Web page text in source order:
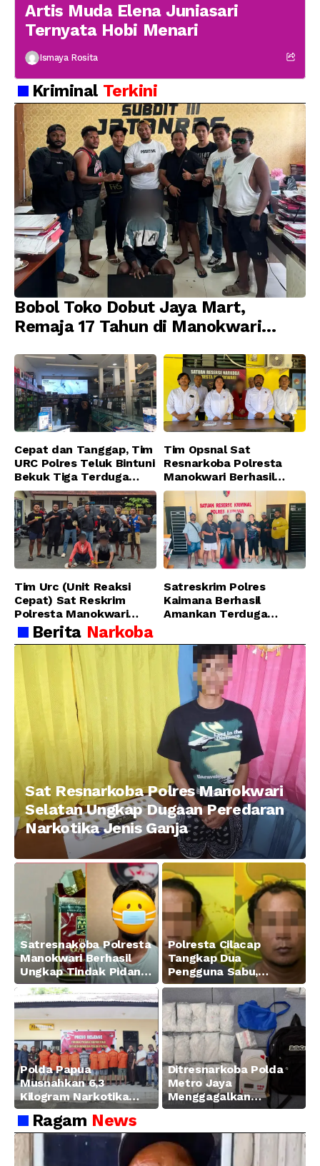
Artis Muda Elena Juniasari
Ternyata Hobi Menari
Ismaya Rosita
Kriminal Terkini
Bobol Toko Dobut Jaya Mart,
Remaja 17 Tahun di Manokwari
Jatanras Polda Papua Barat
Cepat dan Tanggap, Tim
URC Polres Teluk Bintuni
Bekuk Tiga Terduga
Pelaku Pencurian di SMA
Sanawesen
Tim Opsnal Sat
Resnarkoba Polresta
Manokwari Berhasil
Ungkap Kasus Tindak
Pidana Narkotika
Golongan I Jenis Shabu
di SP 4 Distrik Prafi kab.
Manokwari
Tim Urc (Unit Reaksi
Cepat) Sat Reskrim
Polresta Manokwari
Berhasil Tangkap 2
Pelaku Pengeroyokan di
Taman Ria kab.
Manokwari
Satreskrim Polres
Kaimana Berhasil
Amankan Terduga
Tajam
Berita Narkoba
Sat Resnarkoba Polres Manokwari
Selatan Ungkap Dugaan Peredaran
Narkotika Jenis Ganja
Satresnakoba Polresta
Manokwari Berhasil
Ungkap Tindak Pidana
Narkotika Golongan I
Jenis Sabu di Jalan
Swapen Perkebunan
Manokwari
Polresta Cilacap
Tangkap Dua
Pengguna Sabu,
Amankan Paket 0,34
Gram
Polda Papua
Musnahkan 6,3
Kilogram Narkotika
Hasil Pengungkapan
Jaringan Lintas
Wilayah Februari 2026
Ditresnarkoba Polda
Metro Jaya
Menggagalkan
Peredaran Sabu 5,3 Kg
Ragam News